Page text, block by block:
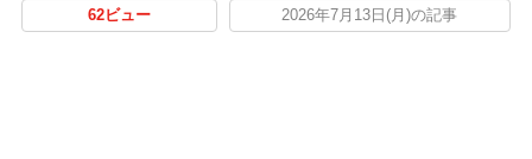
62ビュー 2026年7月13日(月)の記事